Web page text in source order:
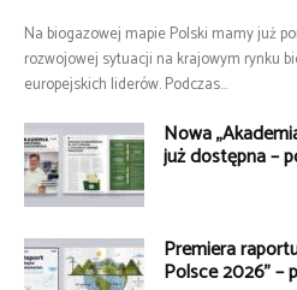
Na biogazowej mapie Polski mamy już
rozwojowej sytuacji na krajowym rynku
europejskich liderów. Podczas...
Nowa
już dostępna –
Premiera
Polsce 2026” –